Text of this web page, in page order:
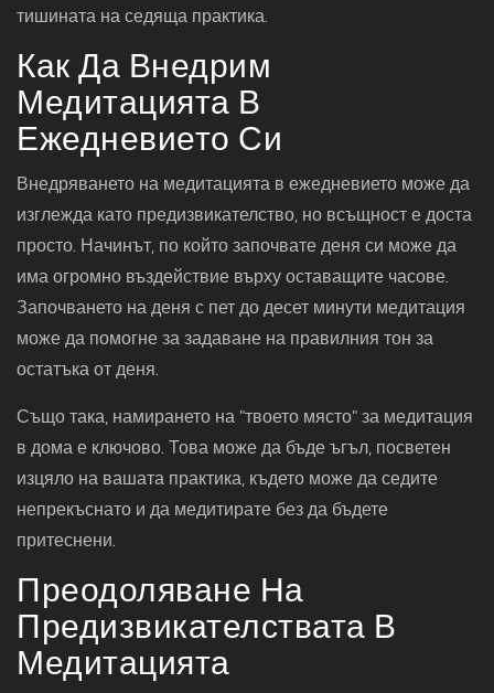
тишината на седяща практика.
Как Да Внедрим
Медитацията В
Ежедневието Си
Внедряването на медитацията в ежедневието може да
изглежда като предизвикателство, но всъщност е доста
просто. Начинът, по който започвате деня си може да
има огромно въздействие върху оставащите часове.
Започването на деня с пет до десет минути медитация
може да помогне за задаване на правилния тон за
остатъка от деня.
Също така, намирането на "твоето място" за медитация
в дома е ключово. Това може да бъде ъгъл, посветен
изцяло на вашата практика, където може да седите
непрекъснато и да медитирате без да бъдете
притеснени.
Преодоляване На
Предизвикателствата В
Медитацията